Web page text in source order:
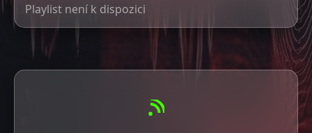
Playlist není k dispozici